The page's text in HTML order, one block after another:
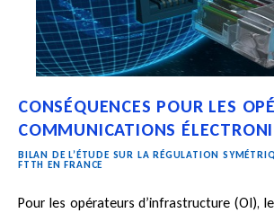
CONSÉQUENCES POUR LES
COMMUNICATIONS
BILAN DE L’ÉTUDE SUR LA RÉGULATION
FTTH EN FRANCE
Pour les opérateurs d’infrastructure (OI),